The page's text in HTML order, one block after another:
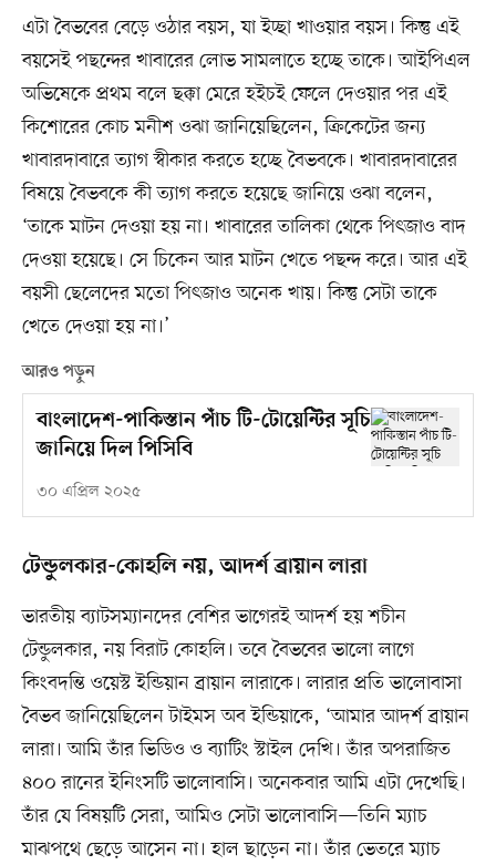
এটা বৈভবের বেড়ে ওঠার বয়স, যা ইচ্ছা খাওয়ার বয়স। কিন্তু এই
বয়সেই পছন্দের খাবারের লোভ সামলাতে হচ্ছে তাকে। আইপিএল
অভিষেকে প্রথম বলে ছক্কা মেরে হইচই ফেলে দেওয়ার পর এই
কিশোরের কোচ মনীশ ওঝা জানিয়েছিলেন, ক্রিকেটের জন্য
খাবারদাবারে ত্যাগ স্বীকার করতে হচ্ছে বৈভবকে। খাবারদাবারের
বিষয়ে বৈভবকে কী ত্যাগ করতে হয়েছে জানিয়ে ওঝা বলেন,
‘তাকে মাটন দেওয়া হয় না। খাবারের তালিকা থেকে পিৎজাও বাদ
দেওয়া হয়েছে। সে চিকেন আর মাটন খেতে পছন্দ করে। আর এই
বয়সী ছেলেদের মতো পিৎজাও অনেক খায়। কিন্তু সেটা তাকে
খেতে দেওয়া হয় না।’
আরও পড়ুন
বাংলাদেশ-পাকিস্তান পাঁচ টি-টোয়েন্টির সূচি
জানিয়ে দিল পিসিবি
৩০ এপ্রিল ২০২৫
টেন্ডুলকার-কোহলি নয়, আদর্শ ব্রায়ান লারা
ভারতীয় ব্যাটসম্যানদের বেশির ভাগেরই আদর্শ হয় শচীন
টেন্ডুলকার, নয় বিরাট কোহলি। তবে বৈভবের ভালো লাগে
কিংবদন্তি ওয়েস্ট ইন্ডিয়ান ব্রায়ান লারাকে। লারার প্রতি ভালোবাসা
বৈভব জানিয়েছিলেন টাইমস অব ইন্ডিয়াকে, ‘আমার আদর্শ ব্রায়ান
লারা। আমি তাঁর ভিডিও ও ব্যাটিং স্টাইল দেখি। তাঁর অপরাজিত
৪০০ রানের ইনিংসটি ভালোবাসি। অনেকবার আমি এটা দেখেছি।
তাঁর যে বিষয়টি সেরা, আমিও সেটা ভালোবাসি—তিনি ম্যাচ
মাঝপথে ছেড়ে আসেন না। হাল ছাড়েন না। তাঁর ভেতরে ম্যাচ